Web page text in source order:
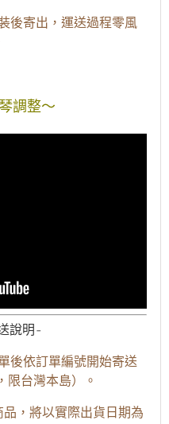
後寄出，運送過程零風
調整～
說明-
後依訂單編號開始寄送
限台灣本島）。
，將以實際出貨日期為